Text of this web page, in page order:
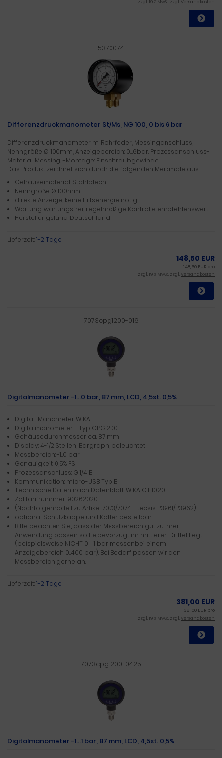
zzgl. 19 % MwSt. zzgl.Versandkosten
5370074
Differenzdruckmanometer St/Ms, NG 100, 0 bis 6 bar
Differenzdruckmanometer m. Rohrfeder, Messinganschluss,
Nenngröße Ø: 100mm, Anzeigebereich: 0…6bar. Prozessanschluss-
Material: Messing, -Montage: Einschraubgewinde
Das Produkt zeichnet sich durch die folgenden Merkmale aus:
Gehäusematerial: Stahlblech
Nenngröße Ø: 100mm
direkte Anzeige, keine Hilfsenergie nötig
Wartung: wartungsfrei, regelmäßige Kontrolle empfehlenswert
Herstellungsland: Deutschland
Lieferzeit:1-2 Tage
148,50 EUR
148,50 EUR pro
zzgl. 19 % MwSt. zzgl.Versandkosten
7073cpg1200-016
Digitalmanometer -1...0 bar, 87 mm, LCD, 4,5st. 0,5%
Digital-Manometer WIKA
Digitalmanometer - Typ CPG1200
Gehäusedurchmesser ca. 87 mm
Display: 4-1/2 Stellen, Bargraph, beleuchtet
Messbereich: -1...0 bar
Genauigkeit: 0,5% FS
Prozessanschluss: G 1/4 B
Kommunikation: micro-USB Typ B
Technische Daten nach Datenblatt: WIKA CT 10.20
Zolltarifnummer: 90262020
(Nachfolgemodell zu Artikel 7073/7074 - tecsis P3961/P3962)
optional Schutzkappe und Koffer bestellbar
Bitte beachten Sie, dass der Messbereich gut zu Ihrer
Anwendung passen sollte,bevorzugt im mittleren Drittel liegt
(beispielsweise NICHT 0 … 1 bar messenbei einem
Anzeigebereich 0...400 bar). Bei Bedarf passen wir den
Messbereich gerne an.
Lieferzeit:1-2 Tage
381,00 EUR
381,00 EUR pro
zzgl. 19 % MwSt. zzgl.Versandkosten
7073cpg1200-0425
Digitalmanometer -1...1 bar, 87 mm, LCD, 4,5st. 0,5%